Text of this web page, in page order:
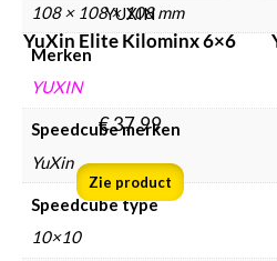
108 × 108 × 108 mm
Merken
YUXIN
Speedcube merken
YuXin
Speedcube type
10×10
YUXIN
YuXin Elite Kilominx 6×6
€37,99
Zie product